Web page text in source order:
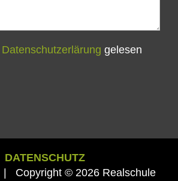
Datenschutzerlärung gelesen
DATENSCHUTZ
| Copyright © 2026 Realschule